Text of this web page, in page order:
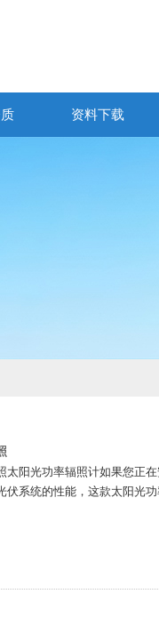
资料下载
阳光功率辐照计如果您正
伏系统的性能，这款太阳光